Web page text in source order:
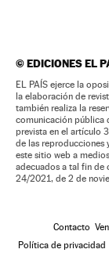
©EDICIONES EL
EL PAÍS ejerce la
la elaboración de
también realiza la
comunicación pública
prevista en el artículo
de las reproducciones
este sitio web a
adecuados a tal fin de
24/2021, de 2 de
Contacto
Política de privacidad